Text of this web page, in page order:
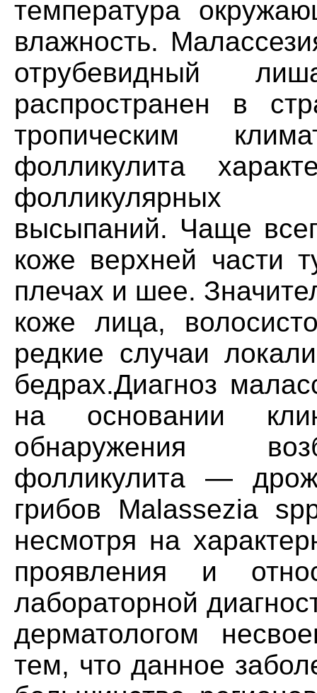
температура
влажность.
отрубевидный
распространен в
тропическим
фолликулита
фолликулярных
высыпаний. Чаще
коже верхней части
плечах и шее.
коже лица,
редкие случаи
бедрах.Диагноз
на основании
обнаружения
фолликулита —
грибов Malassezia
несмотря на
проявления и
лабораторной
дерматологом
тем, что данное